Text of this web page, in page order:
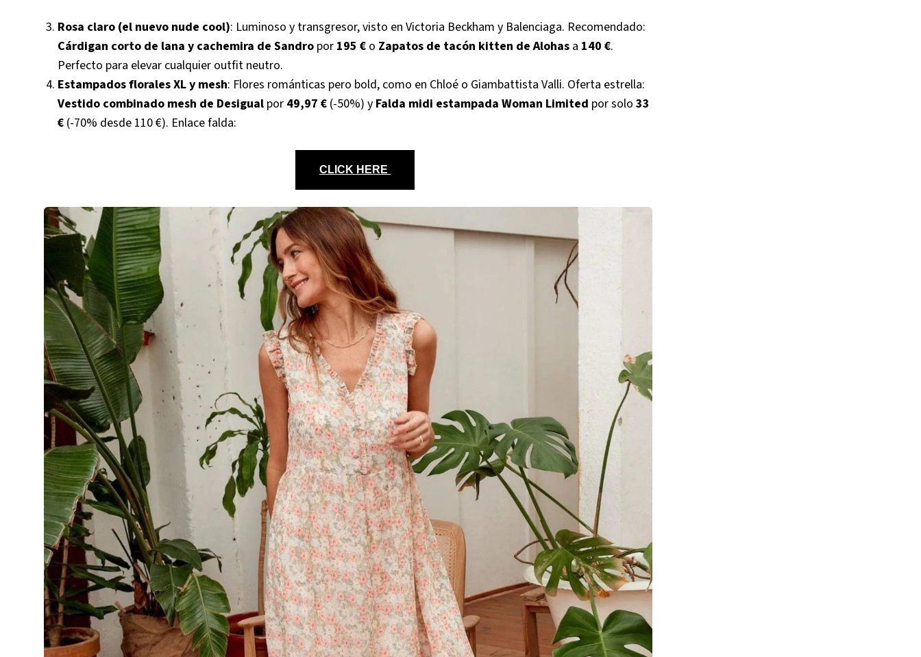
Rosa claro (el nuevo nude cool): Luminoso y transgresor, visto en Victoria Beckham y Balenciaga. Recomendado:
Cárdigan corto de lana y cachemira de Sandro por 195 € o Zapatos de tacón kitten de Alohas a 140 €.
Perfecto para elevar cualquier outfit neutro.
Estampados florales XL y mesh: Flores románticas pero bold, como en Chloé o Giambattista Valli. Oferta estrella:
Vestido combinado mesh de Desigual por 49,97 € (-50%) y Falda midi estampada Woman Limited por solo 33
€ (-70% desde 110 €). Enlace falda:
CLICK HERE